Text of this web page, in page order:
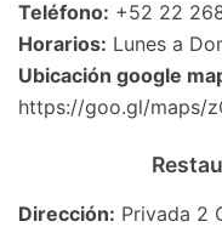
Teléfono: +52 22
Horarios: Lunes a
Ubicación google
https://goo.gl/maps/
Dirección: Privada 2